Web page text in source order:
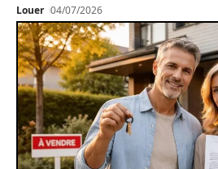
Louer 04/07/2026